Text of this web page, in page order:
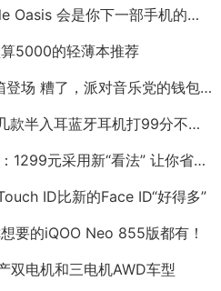
会是你下一部手机的选择吗？
5000的轻薄本推荐
糟了，派对音乐党的钱包不保！
入耳蓝牙耳机打99分不过分！
元采用新“看法” 让你省时省力又省
ID比新的Face ID“好得多”
要的iQOO Neo 855版都有！
双电机和三电机AWD车型